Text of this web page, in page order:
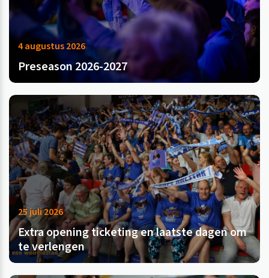
4 augustus 2026
Preseason 2026-2027
25 juli 2026
Extra opening ticketing en laatste dagen om
te verlengen